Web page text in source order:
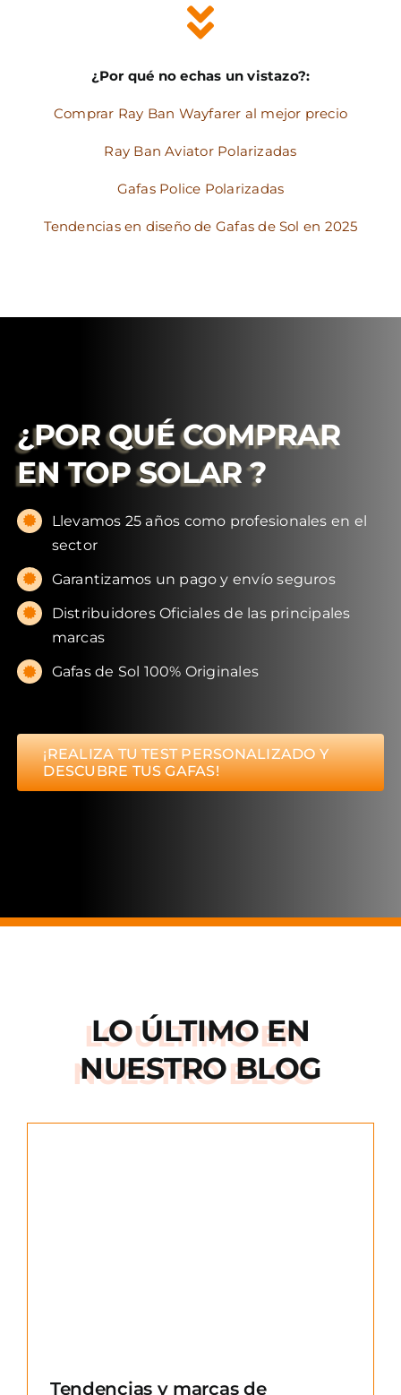
¿Por qué no echas un vistazo?:
Comprar Ray Ban Wayfarer al mejor precio
Ray Ban Aviator Polarizadas
Gafas Police Polarizadas
Tendencias en diseño de Gafas de Sol en 2025
¿POR QUÉ COMPRAR
EN TOP SOLAR ?
Llevamos 25 años como profesionales en el
sector
Garantizamos un pago y envío seguros
Distribuidores Oficiales de las principales
marcas
Gafas de Sol 100% Originales
¡REALIZA TU TEST PERSONALIZADO Y
DESCUBRE TUS GAFAS!
LO ÚLTIMO EN
NUESTRO BLOG
Tendencias y marcas de